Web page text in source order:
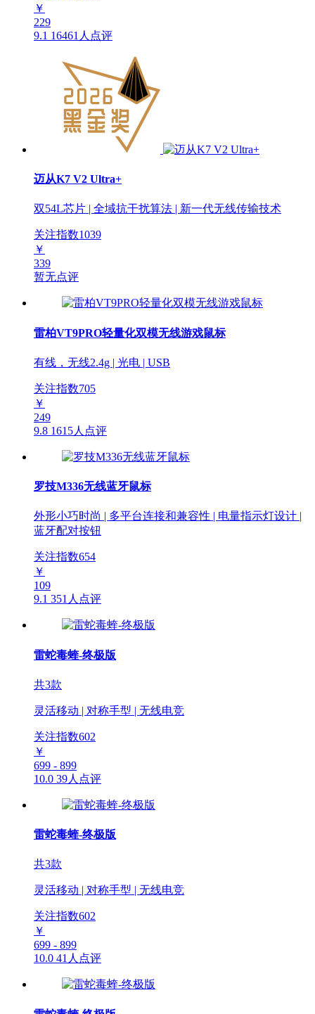
￥
229
9.1 16461人点评
迈从K7 V2 Ultra+
双54L芯片 | 全域抗干扰算法 | 新一代无线传输技术
关注指数1039
￥
339
暂无点评
雷柏VT9PRO轻量化双模无线游戏鼠标
有线，无线2.4g | 光电 | USB
关注指数705
￥
249
9.8 1615人点评
罗技M336无线蓝牙鼠标
外形小巧时尚 | 多平台连接和兼容性 | 电量指示灯设计 |
蓝牙配对按钮
关注指数654
￥
109
9.1 351人点评
雷蛇毒蝰-终极版
共3款
灵活移动 | 对称手型 | 无线电竞
关注指数602
￥
699 - 899
10.0 39人点评
雷蛇毒蝰-终极版
共3款
灵活移动 | 对称手型 | 无线电竞
关注指数602
￥
699 - 899
10.0 41人点评